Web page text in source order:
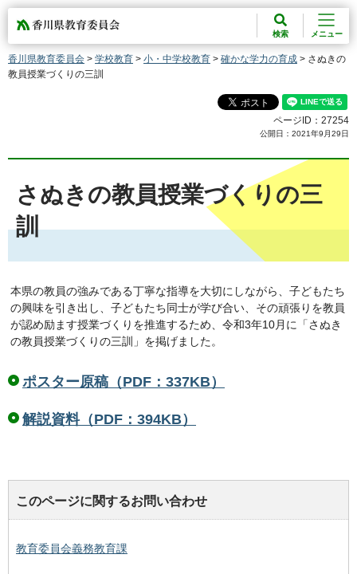
香川県教育委員会
検索 メニュー
香川県教育委員会 > 学校教育 > 小・中学校教育 > 確かな学力の育成 > さぬきの
教員授業づくりの三訓
ページID：27254
公開日：2021年9月29日
さぬきの教員授業づくりの三
訓
本県の教員の強みである丁寧な指導を大切にしながら、子どもたち
の興味を引き出し、子どもたち同士が学び合い、その頑張りを教員
が認め励ます授業づくりを推進するため、令和3年10月に「さぬき
の教員授業づくりの三訓」を掲げました。
ポスター原稿（PDF：337KB）
解説資料（PDF：394KB）
このページに関するお問い合わせ
教育委員会義務教育課